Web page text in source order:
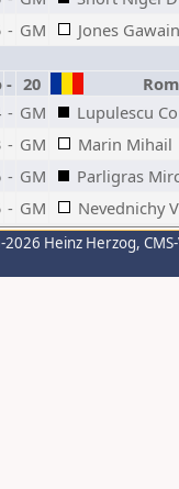
- GM
Jones
- 20
- GM
Lupulescu
- GM
Marin Mihail
- GM
Parligras
- GM Nevednichy
Heinz Herzog,